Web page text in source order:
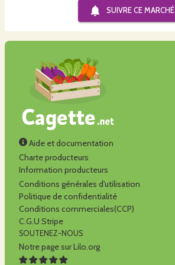
SUIVRE CE MARCHÉ
Aide et documentation
Charte producteurs
Information producteurs
Conditions générales d'utilisation
Politique de confidentialité
Conditions commerciales(CCP)
C.G.U Stripe
SOUTENEZ-NOUS
Notre page sur Lilo.org